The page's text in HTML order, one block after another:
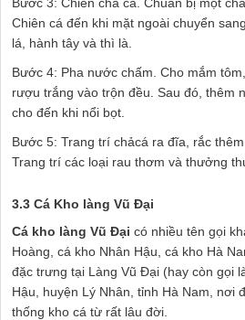
Chiên cá đến khi mặt ngoài chuyển
lá, hành tây và thì là.
Bước 4: Pha nước chấm. Cho mắm
rượu trắng vào trộn đều. Sau đó, thêm
cho đến khi nổi bọt.
Bước 5: Trang trí chảcá ra đĩa, rắc
Trang trí các loại rau thơm và thưởng
3.3 Cá Kho làng Vũ Đại
Cá kho làng Vũ Đại có nhiều tên gọi
Hoàng, cá kho Nhân Hậu, cá kho Hà
đặc trưng tại Làng Vũ Đại (hay còn gọi
Hậu, huyện Lý Nhân, tỉnh Hà Nam, nơi
thống kho cá từ rất lâu đời.